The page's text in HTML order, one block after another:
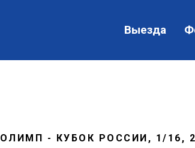
Выезда
ОЛИМП - КУБОК РОССИИ, 1/16,